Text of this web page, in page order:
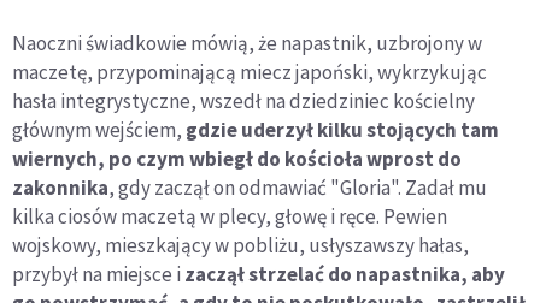
Naoczni świadkowie mówią, że napastnik, uzbrojony w
maczetę, przypominającą miecz japoński, wykrzykując
hasła integrystyczne, wszedł na dziedziniec kościelny
głównym wejściem, gdzie uderzył kilku stojących tam
wiernych, po czym wbiegł do kościoła wprost do
zakonnika, gdy zaczął on odmawiać "Gloria". Zadał mu
kilka ciosów maczetą w plecy, głowę i ręce. Pewien
wojskowy, mieszkający w pobliżu, usłyszawszy hałas,
przybył na miejsce i zaczął strzelać do napastnika, aby